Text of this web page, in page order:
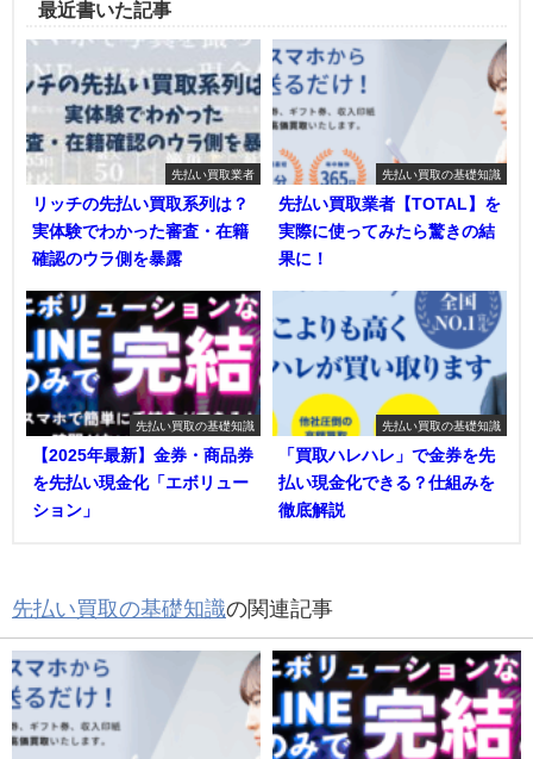
最近書いた記事
先払い買取業者
リッチの先払い買取系列は？
実体験でわかった審査・在籍
確認のウラ側を暴露
先払い買取の基礎知識
先払い買取業者【TOTAL】を
実際に使ってみたら驚きの結
果に！
先払い買取の基礎知識
【2025年最新】金券・商品券
を先払い現金化「エボリュー
ション」
先払い買取の基礎知識
「買取ハレハレ」で金券を先
払い現金化できる？仕組みを
徹底解説
先払い買取の基礎知識の関連記事